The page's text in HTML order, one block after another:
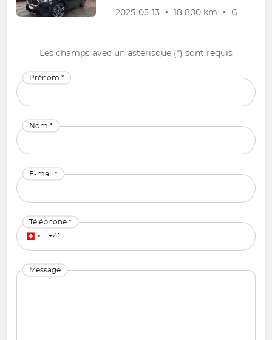
2025-05-13 • 18 800 km • Garantie
Les champs avec un astérisque (*) sont requis
Prénom *
Nom *
E-mail *
Téléphone *
Message